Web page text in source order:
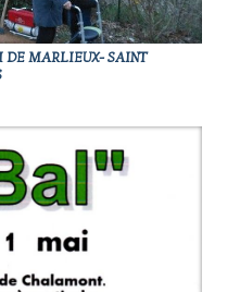
DE MARLIEUX- SAINT